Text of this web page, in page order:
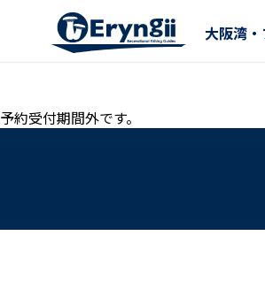
大阪湾
予約受付期間外です。